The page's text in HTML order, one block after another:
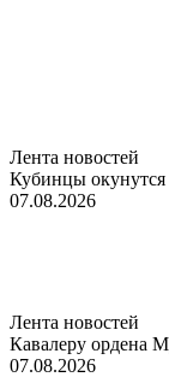
Лента новостей
Кубинцы окунутся
07.08.2026
Лента новостей
Кавалеру ордена
07.08.2026